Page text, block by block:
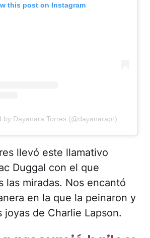
this post on Instagram
by Dayanara Torres (@dayanarapr)
llevó este llamativo
Duggal con el que
las miradas. Nos encantó
en la que la peinaron y
joyas de Charlie Lapson.